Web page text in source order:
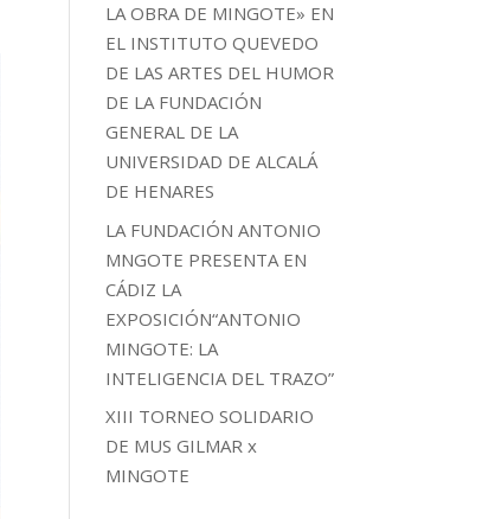
LA OBRA DE MINGOTE» EN
EL INSTITUTO QUEVEDO
DE LAS ARTES DEL HUMOR
DE LA FUNDACIÓN
GENERAL DE LA
UNIVERSIDAD DE ALCALÁ
DE HENARES
LA FUNDACIÓN ANTONIO
MNGOTE PRESENTA EN
CÁDIZ LA
EXPOSICIÓN“ANTONIO
MINGOTE: LA
INTELIGENCIA DEL TRAZO”
XIII TORNEO SOLIDARIO
DE MUS GILMAR x
MINGOTE